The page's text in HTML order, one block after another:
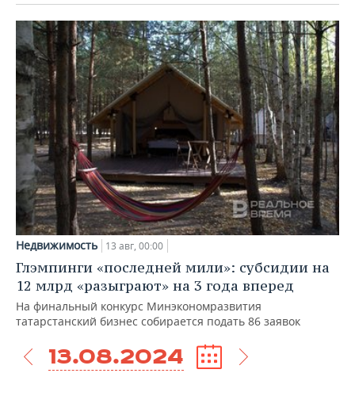
Недвижимость 13 авг, 00:00
Глэмпинги «последней мили»: субсидии на
12 млрд «разыграют» на 3 года вперед
На финальный конкурс Минэкономразвития
татарстанский бизнес собирается подать 86 заявок
13.08.2024